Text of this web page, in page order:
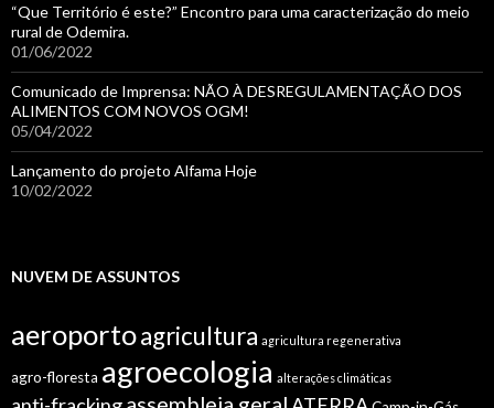
“Que Território é este?” Encontro para uma caracterização do meio
rural de Odemira.
01/06/2022
Comunicado de Imprensa: NÃO À DESREGULAMENTAÇÃO DOS
ALIMENTOS COM NOVOS OGM!
05/04/2022
Lançamento do projeto Alfama Hoje
10/02/2022
NUVEM DE ASSUNTOS
aeroportoagricultura agricultura regenerativa
agro-floresta agroecologia alterações climáticas